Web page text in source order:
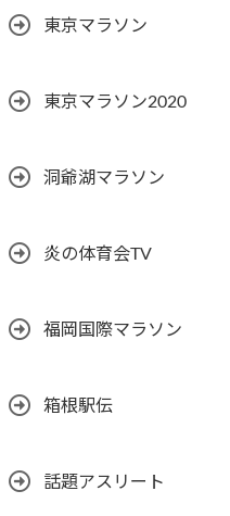
東京マラソン
東京マラソン2020
洞爺湖マラソン
炎の体育会TV
福岡国際マラソン
箱根駅伝
話題アスリート